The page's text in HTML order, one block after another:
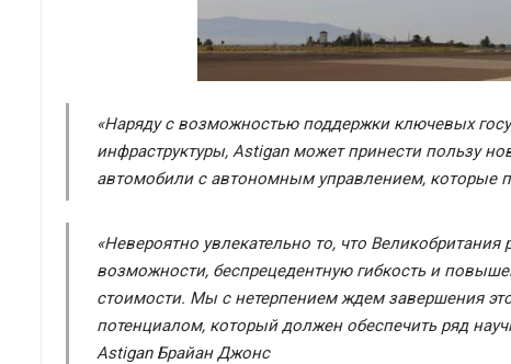
«Наряду с возможностью поддержки ключевых
инфраструктуры, Astigan может принести пользу
автомобили с автономным управлением, которые
«Невероятно увлекательно то, что
возможности, беспрецедентную гибкость и
стоимости. Мы с нетерпением ждем завершения
потенциалом, который должен обеспечить ряд
Astigan Брайан Джонс